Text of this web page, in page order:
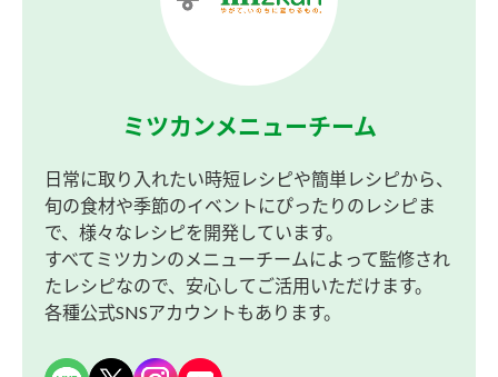
ミツカンメニューチーム
日常に取り入れたい時短レシピや簡単レシピから、
旬の食材や季節のイベントにぴったりのレシピま
で、様々なレシピを開発しています。
すべてミツカンのメニューチームによって監修され
たレシピなので、安心してご活用いただけます。
各種公式SNSアカウントもあります。